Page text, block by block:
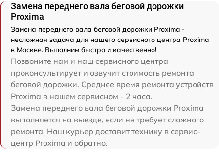
Замена переднего вала беговой дорожки
Proxima
Замена переднего вала беговой дорожки Proxima -
несложная задача для нашего сервисного центра Proxima
в Москве. Выполним быстро и качественно!
Позвоните нам и наш сервисного центра
проконсультирует и озвучит стоимость ремонта
беговой дорожки. Среднее время ремонта устройств
Proxima в нашем сервисном - 2 часа.
Замена переднего вала беговой дорожки Proxima
выполняется на выезде, если не требует сложного
ремонта. Наш курьер доставит технику в сервис-
центр Proxima и обратно.